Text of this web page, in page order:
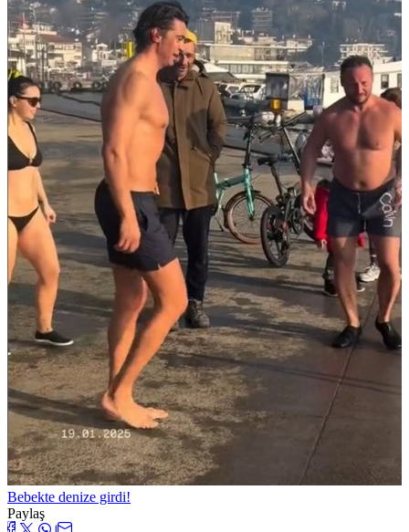
Bebekte denize girdi!
Paylaş